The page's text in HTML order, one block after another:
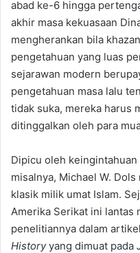
abad ke-6 hingga
akhir masa kekuasaan
mengherankan bila
pengetahuan yang luas
sejarawan modern
pengetahuan masa lalu
tidak suka, mereka harus
ditinggalkan oleh para
Dipicu oleh
misalnya, Michael W.
klasik milik umat Islam.
Amerika Serikat ini lantas
penelitiannya dalam
Historyyang dimuat pada